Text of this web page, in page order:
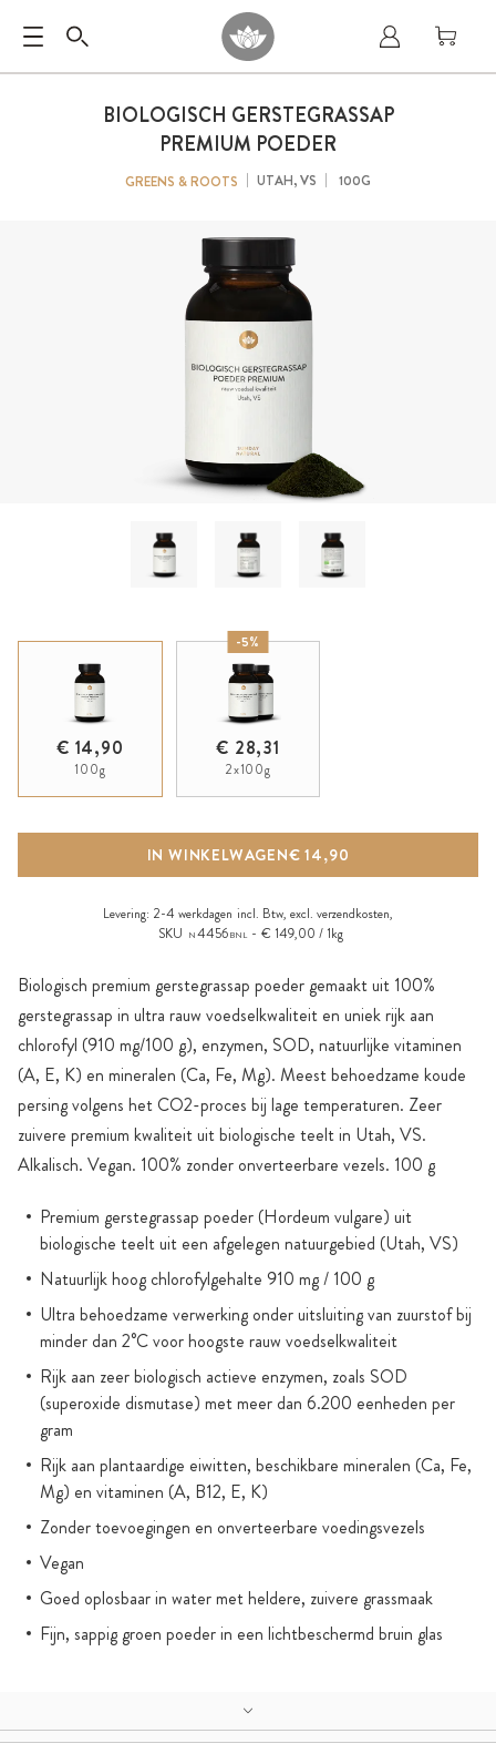
BIOLOGISCH GERSTEGRASSAP
PREMIUM POEDER
GREENS & ROOTS UTAH, VS 100G
Biologisch premium gerstegrassap poeder gemaakt uit 100%
gerstegrassap in ultra rauw voedselkwaliteit en uniek rijk aan
chlorofyl (910 mg/100 g), enzymen, SOD, natuurlijke vitaminen
(A, E, K) en mineralen (Ca, Fe, Mg). Meest behoedzame koude
persing volgens het CO2-proces bij lage temperaturen. Zeer
zuivere premium kwaliteit uit biologische teelt in Utah, VS.
Alkalisch. Vegan. 100% zonder onverteerbare vezels. 100 g
Premium gerstegrassap poeder (Hordeum vulgare) uit
biologische teelt uit een afgelegen natuurgebied (Utah, VS)
Natuurlijk hoog chlorofylgehalte 910 mg / 100 g
Ultra behoedzame verwerking onder uitsluiting van zuurstof bij
minder dan 2°C voor hoogste rauw voedselkwaliteit
Rijk aan zeer biologisch actieve enzymen, zoals SOD
(superoxide dismutase) met meer dan 6.200 eenheden per
gram
Rijk aan plantaardige eiwitten, beschikbare mineralen (Ca, Fe,
Mg) en vitaminen (A, B12, E, K)
Zonder toevoegingen en onverteerbare voedingsvezels
Vegan
Goed oplosbaar in water met heldere, zuivere grassmaak
Fijn, sappig groen poeder in een lichtbeschermd bruin glas
€ 14,90
100g
-5%
€ 28,31
2x100g
IN WINKELWAGEN€ 14,90
Levering: 2-4 werkdagen incl. Btw, excl. verzendkosten,
SKU
N4456 BNL € 149,00 / 1kg